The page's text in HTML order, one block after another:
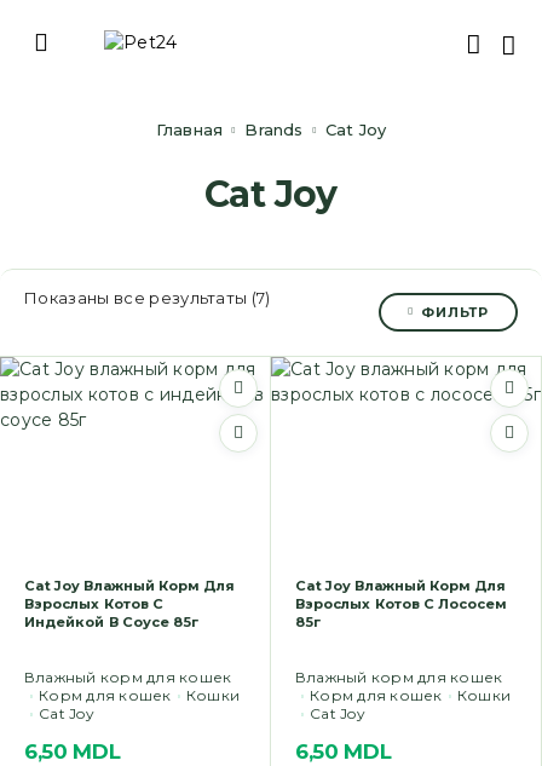
Главная Brands Cat Joy
Cat Joy
Показаны все результаты (7)
ФИЛЬТР
Cat Joy Влажный Корм Для
Взрослых Котов С
Индейкой В Соусе 85г
Влажный корм для кошек
Корм для кошек
Кошки
Cat Joy
6,50 MDL
Cat Joy Влажный Корм Для
Взрослых Котов С Лососем
85г
Влажный корм для кошек
Корм для кошек
Кошки
Cat Joy
6,50 MDL